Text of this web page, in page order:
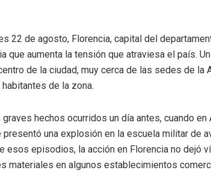
22 de agosto, Florencia, capital del
que aumenta la tensión que atraviesa el país.
de la ciudad, muy cerca de las sedes de la
de la zona.
hechos ocurridos un día antes, cuando
una explosión en la escuela militar de
esos episodios, la acción en Florencia no dejó
materiales en algunos establecimientos